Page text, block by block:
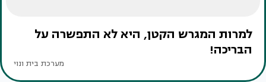
למרות המגרש הקטן, היא לא התפשרה על
הבריכה!
מערכת בית ונוי